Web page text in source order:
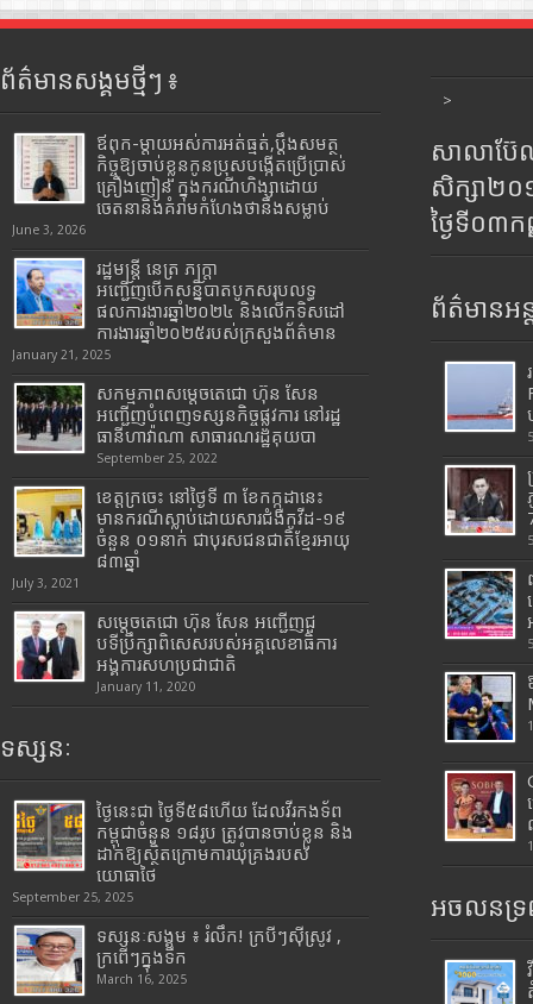
ព័ត៌មានសង្គមថ្មីៗ ៖
ឪពុក-ម្ដាយអស់ការអត់ធ្មត់,ប្ដឹងសមត្ថ
កិច្ចឱ្យចាប់ខ្លួនកូនប្រុសបង្កើតប្រើប្រាស់
គ្រឿងញៀន ក្នុងករណីហិង្សាដោយ
ចេតនានិងគំរាមកំហែងថានឹងសម្លាប់
June 3, 2026
រដ្ឋមន្រ្តី​ នេត្រ​ ភក្ត្រា​
អញ្ជើញបើកសន្និបាតបូកសរុបលទ្ធ
ផលការងារឆ្នាំ២០២៤ និងលើកទិសដៅ
ការងារឆ្នាំ២០២៥របស់​ក្រសួង​ព័ត៌មាន​
January 21, 2025
សកម្មភាពសម្តេចតេជោ ហ៊ុន សែន
អញ្ជើញបំពេញទស្សនកិច្ចផ្លូវការ នៅរដ្ឋ
ធានីហាវ៉ាណា សាធារណរដ្ឋគុយបា
September 25, 2022
ខេត្តក្រចេះ នៅថ្ងៃទី ៣ ខែកក្កដានេះ
មានករណីស្លាប់ដោយសារជំងឺកូវីដ-១៩
ចំនួន ០១នាក់ ជាបុរសជនជាតិខ្មែរអាយុ
៨៣ឆ្នាំ
July 3, 2021
សម្តេចតេជោ ហ៊ុន សែន អញ្ជើញជួ
បទីប្រឹក្សាពិសេសរបស់អគ្គលេខាធិការ
អង្គការសហប្រជាជាតិ
January 11, 2020
ទស្សនៈ
ថ្ងៃនេះជា ថ្ងៃទី៥៨ហើយ ដែលវីរកងទ័ព
កម្ពុជាចំនួន ១៨រូប ត្រូវបានចាប់ខ្លួន និង
ដាក់ឱ្យស្ថិតក្រោមការឃុំគ្រងរបស់
យោធាថៃ
September 25, 2025
ទស្សនៈសង្គម ៖ រំលឹក! ក្របីៗស៊ីស្រូវ ,
ក្រពើៗក្នុងទឹក
March 16, 2025
>
សាលាប៊ែ
សិក្សា២
ថ្ងៃទី០៣
ព័ត៌មានអន្
អចលនទ្រ